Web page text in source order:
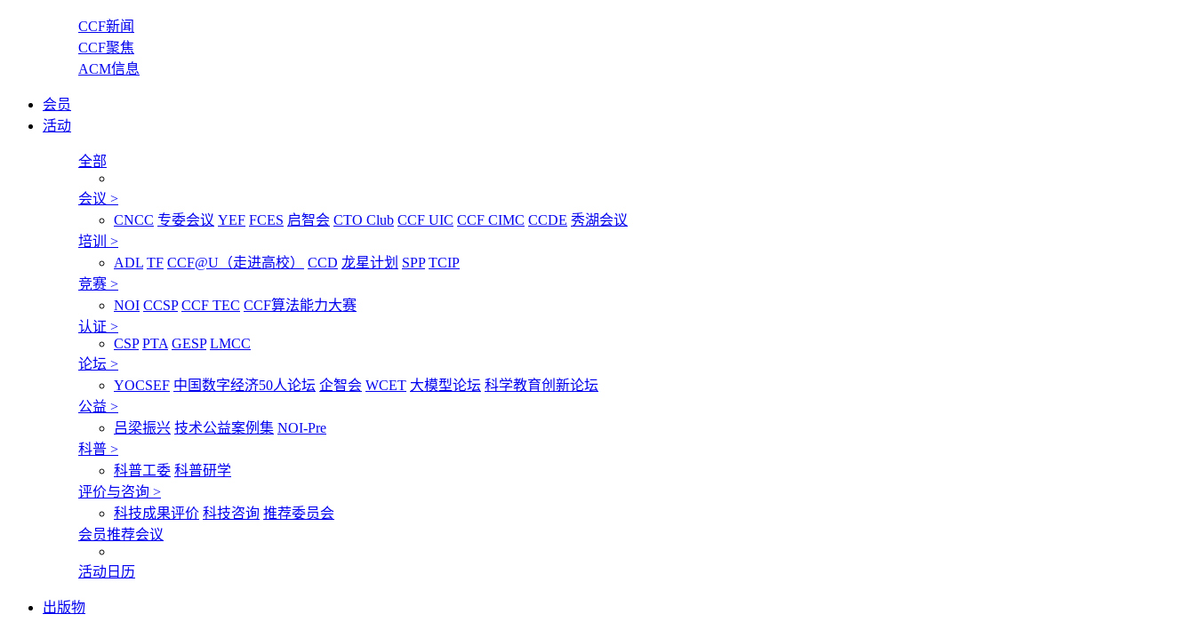
CCF新闻
CCF聚焦
ACM信息
会员
活动
全部
会议 >
CNCC 专委会议 YEF FCES 启智会 CTO Club CCF UIC CCF CIMC CCDE 秀湖会议
培训 >
ADL TF CCF@U（走进高校） CCD 龙星计划 SPP TCIP
竞赛 >
NOI CCSP CCF TEC CCF算法能力大赛
认证 >
CSP PTA GESP LMCC
论坛 >
YOCSEF 中国数字经济50人论坛 企智会 WCET 大模型论坛 科学教育创新论坛
公益 >
吕梁振兴 技术公益案例集 NOI-Pre
科普 >
科普工委 科普研学
评价与咨询 >
科技成果评价 科技咨询 推荐委员会
会员推荐会议
活动日历
出版物